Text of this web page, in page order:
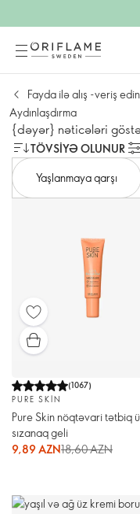
Fayda ilə alış -veriş edin
Aydınlaşdırma
{dəyər} nəticələri
TÖVSIYƏ OLUNUR
Yaşlanmaya qarşı
(1067)
PURE SKIN
Pure Skin nöqtəvari tətbiq
sızanaq geli
9,89 AZN18,60 AZN